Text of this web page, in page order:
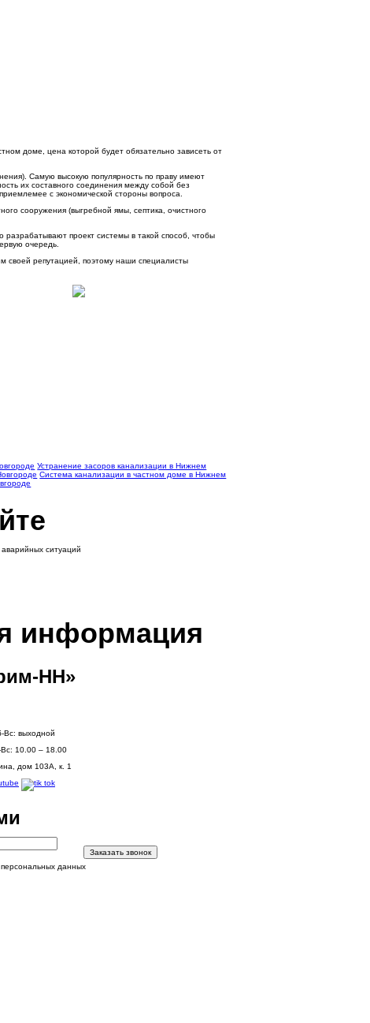
доме, цена которой будет обязательно зависеть от
Самую высокую популярность по праву имеют
их составного соединения между собой без
с экономической стороны вопроса.
сооружения (выгребной ямы, септика, очистного
проект системы в такой способ, чтобы
очередь.
репутацией, поэтому наши специалисты
Устранение засоров канализации в Нижнем
Система канализации в частном доме в Нижнем
ситуаций
информация
НН»
Вс: выходной
10.00 – 18.00
дом 103А, к. 1
Заказать звонок
данных